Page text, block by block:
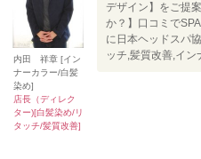
内田 祥章 [イン
ナーカラー/白髪
染め]
店長（ディレク
ター)[白髪染め/リ
タッチ/髪質改善]
デザイン】をご提
か？】口コミで
に日本ヘッドスパ
ッチ,髪質改善,イ